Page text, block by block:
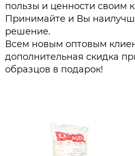
пользы и ценности своим
Принимайте и Вы
решение.
Всем новым оптовым
дополнительная скидка
образцов в подарок!